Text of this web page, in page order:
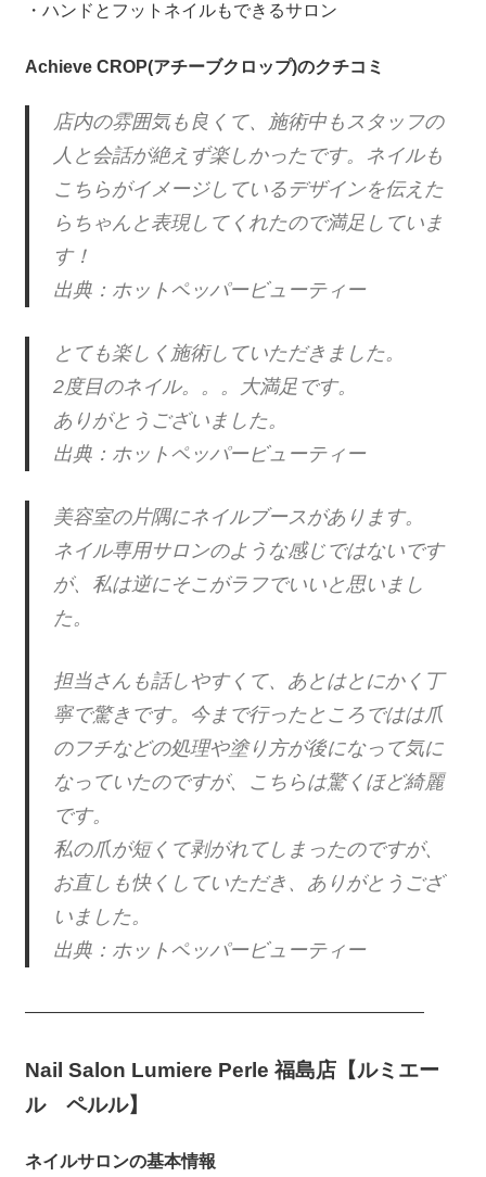
・ハンドとフットネイルもできるサロン
Achieve CROP(アチーブクロップ)のクチコミ
店内の雰囲気も良くて、施術中もスタッフの
人と会話が絶えず楽しかったです。ネイルも
こちらがイメージしているデザインを伝えた
らちゃんと表現してくれたので満足していま
す！
出典：ホットペッパービューティー
とても楽しく施術していただきました。
2度目のネイル。。。大満足です。
ありがとうございました。
出典：ホットペッパービューティー
美容室の片隅にネイルブースがあります。
ネイル専用サロンのような感じではないです
が、私は逆にそこがラフでいいと思いまし
た。
担当さんも話しやすくて、あとはとにかく丁
寧で驚きです。今まで行ったところではは爪
のフチなどの処理や塗り方が後になって気に
なっていたのですが、こちらは驚くほど綺麗
です。
私の爪が短くて剥がれてしまったのですが、
お直しも快くしていただき、ありがとうござ
いました。
出典：ホットペッパービューティー
———————————————————————
Nail Salon Lumiere Perle 福島店【ルミエー
ル ペルル】
ネイルサロンの基本情報